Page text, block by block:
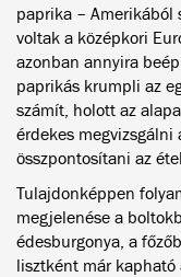
paprika – Amerikából
voltak a középkori
azonban annyira
paprikás krumpli az
számít, holott az
érdekes
összpontosítani az
Tulajdonképpen
megjelenése a
édesburgonya, a
lisztként már kapható